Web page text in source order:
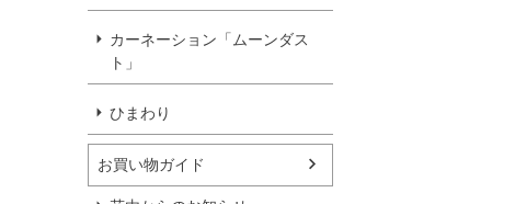
カーネーション「ムーンダス
ト」
ひまわり
お買い物ガイド